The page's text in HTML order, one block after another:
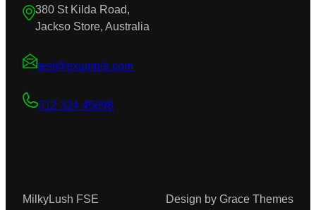
380 St Kilda Road,
Jackso Store, Australia
test@example.com
012 324 45698
MilkyLush FSE Design by Grace Themes